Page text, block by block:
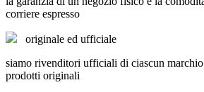
corriere espresso
originale ed ufficiale
siamo rivenditori ufficiali di ciascun
prodotti originali